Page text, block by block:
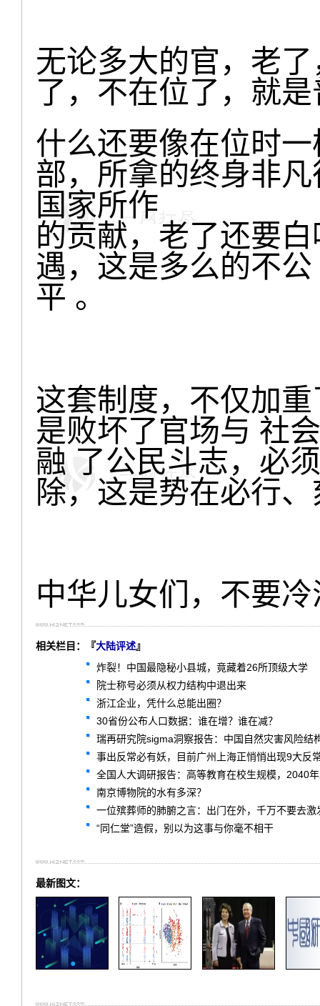
无论多大的官，老
了，不在位了，就
什么还要像在位时
部，所拿的终身非
国家所作
的贡献，老了还要
遇，这是多么的不公
平 。
这套制度，不仅加
是败坏了官场与 社
融 了公民斗志，必
除，这是势在必行
中华儿女们，不要冷
相关栏目：『大陆评述』
炸裂！中国最隐秘小县城，竟藏着26所顶级大学
院士称号必须从权力结构中退出来
浙江企业，凭什么总能出圈？
30省份公布人口数据：谁在增？谁在减？
瑞再研究院sigma洞察报告：中国自然灾害风险结
事出反常必有妖，目前广州上海正悄悄出现9大反
全国人大调研报告：高等教育在校生规模，2040
南京博物院的水有多深？
一位殡葬师的肺腑之言：出门在外，千万不要去激
“同仁堂”造假，别以为这事与你毫不相干
最新图文：